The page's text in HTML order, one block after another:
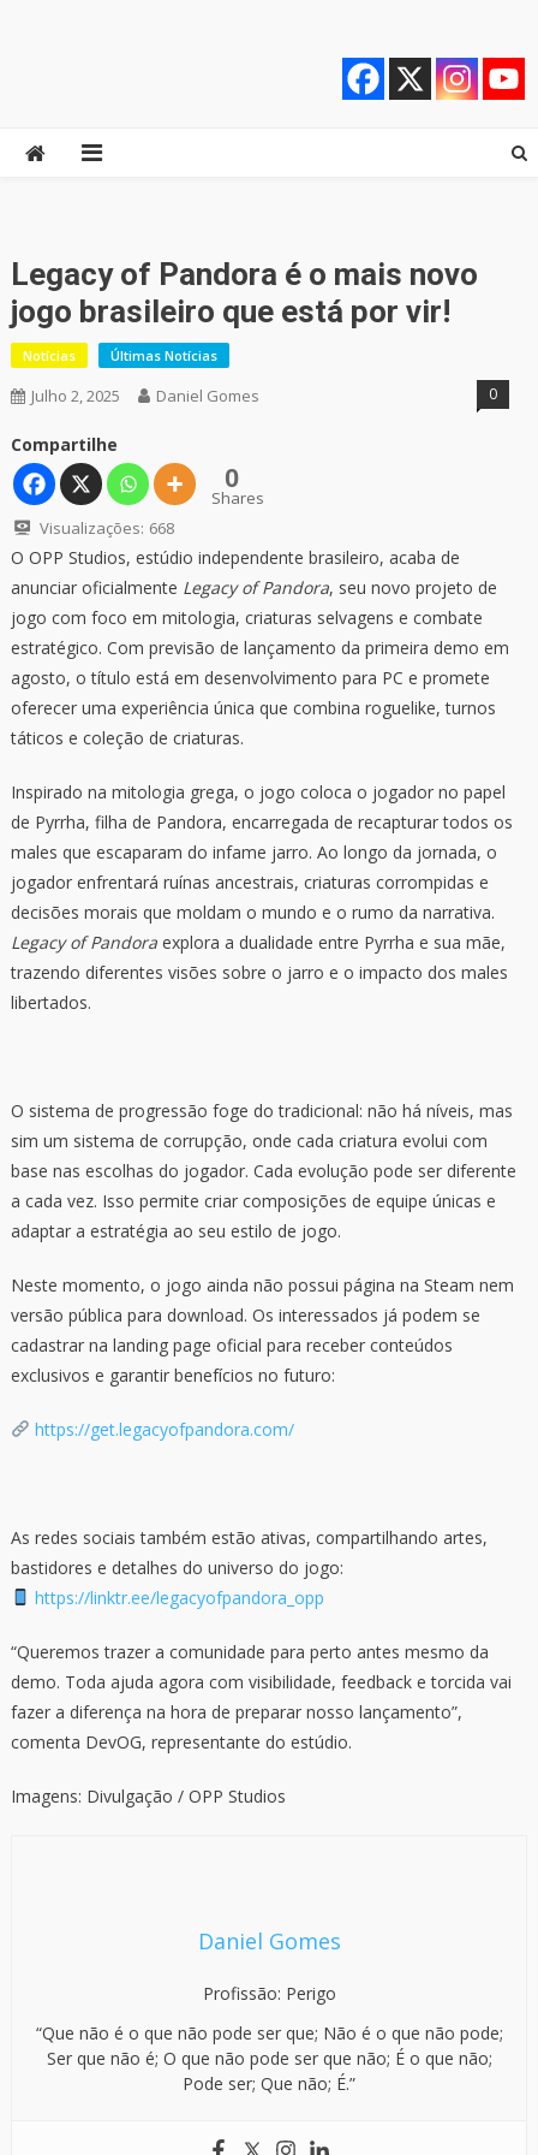
Quebrando o Controle
Legacy of Pandora é o mais novo
jogo brasileiro que está por vir!
Notícias Últimas Notícias
Julho 2, 2025 Daniel Gomes 0
Compartilhe
0
Shares
Visualizações: 668
O OPP Studios, estúdio independente brasileiro, acaba de
anunciar oficialmente Legacy of Pandora, seu novo projeto de
jogo com foco em mitologia, criaturas selvagens e combate
estratégico. Com previsão de lançamento da primeira demo em
agosto, o título está em desenvolvimento para PC e promete
oferecer uma experiência única que combina roguelike, turnos
táticos e coleção de criaturas.
Inspirado na mitologia grega, o jogo coloca o jogador no papel
de Pyrrha, filha de Pandora, encarregada de recapturar todos os
males que escaparam do infame jarro. Ao longo da jornada, o
jogador enfrentará ruínas ancestrais, criaturas corrompidas e
decisões morais que moldam o mundo e o rumo da narrativa.
Legacy of Pandoraexplora a dualidade entre Pyrrha e sua mãe,
trazendo diferentes visões sobre o jarro e o impacto dos males
libertados.
O sistema de progressão foge do tradicional: não há níveis, mas
sim um sistema de corrupção, onde cada criatura evolui com
base nas escolhas do jogador. Cada evolução pode ser diferente
a cada vez. Isso permite criar composições de equipe únicas e
adaptar a estratégia ao seu estilo de jogo.
Neste momento, o jogo ainda não possui página na Steam nem
versão pública para download. Os interessados já podem se
cadastrar na landing page oficial para receber conteúdos
exclusivos e garantir benefícios no futuro:
https://get.legacyofpandora.com/
As redes sociais também estão ativas, compartilhando artes,
bastidores e detalhes do universo do jogo:
https://linktr.ee/legacyofpandora_opp
“Queremos trazer a comunidade para perto antes mesmo da
demo. Toda ajuda agora com visibilidade, feedback e torcida vai
fazer a diferença na hora de preparar nosso lançamento”,
comenta DevOG, representante do estúdio.
Imagens: Divulgação / OPP Studios
Daniel Gomes
Profissão: Perigo
“Que não é o que não pode ser que; Não é o que não pode;
Ser que não é; O que não pode ser que não; É o que não;
Pode ser; Que não; É.”